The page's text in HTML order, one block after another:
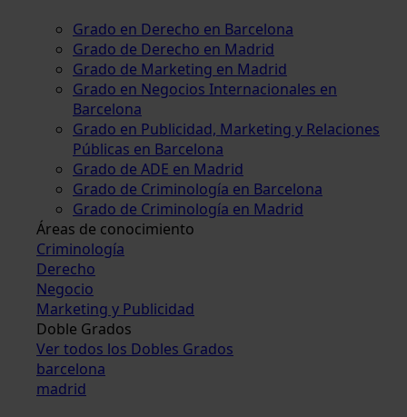
Grado en Derecho en Barcelona
Grado de Derecho en Madrid
Grado de Marketing en Madrid
Grado en Negocios Internacionales en
Barcelona
Grado en Publicidad, Marketing y Relaciones
Públicas en Barcelona
Grado de ADE en Madrid
Grado de Criminología en Barcelona
Grado de Criminología en Madrid
Áreas de conocimiento
Criminología
Derecho
Negocio
Marketing y Publicidad
Doble Grados
Ver todos los Dobles Grados
barcelona
madrid